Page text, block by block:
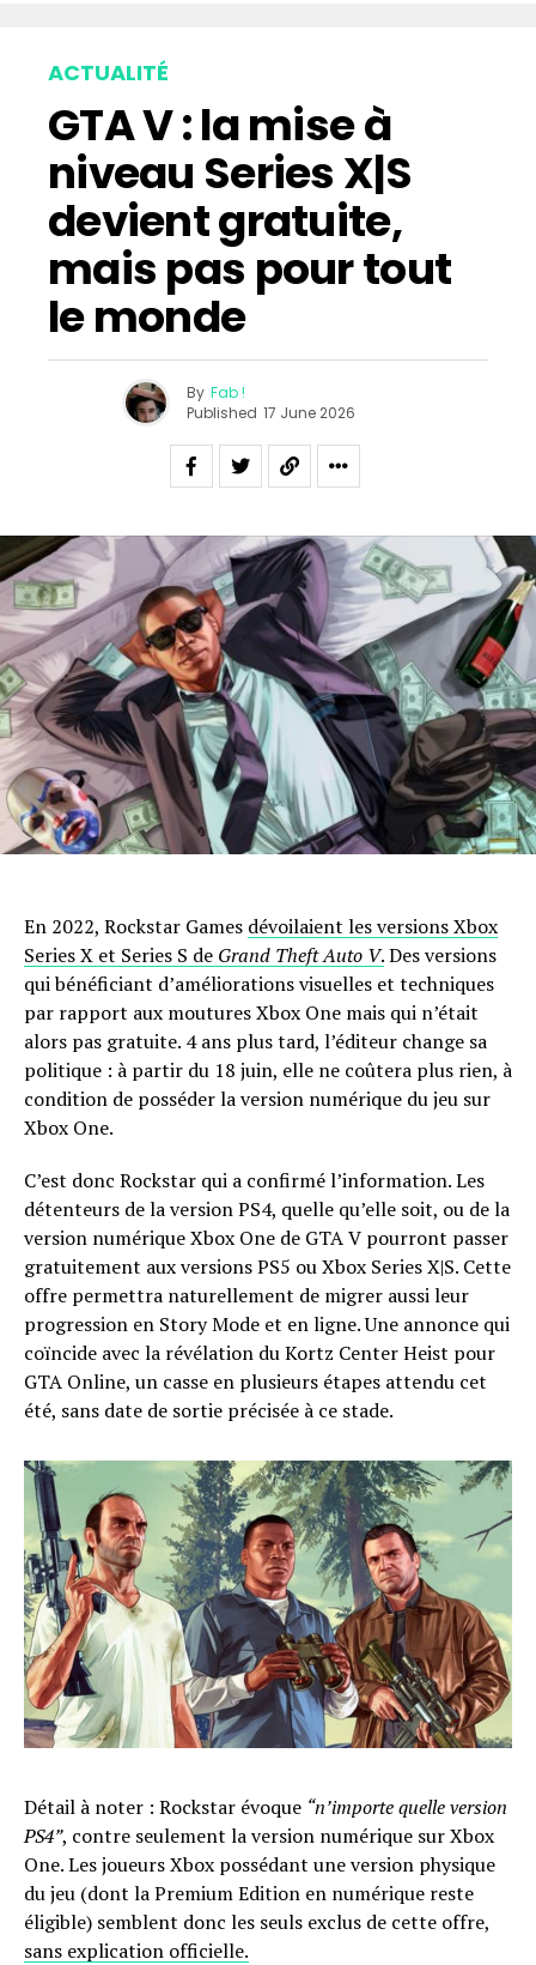
ACTUALITÉ
GTA V : la mise à
niveau Series X|S
devient gratuite,
mais pas pour tout
le monde
By Fab !
Published 17 June 2026
En 2022, Rockstar Games dévoilaient les versions Xbox
Series X et Series S de Grand Theft Auto V.Des versions
qui bénéficiant d’améliorations visuelles et techniques
par rapport aux moutures Xbox One mais qui n’était
alors pas gratuite. 4 ans plus tard, l’éditeur change sa
politique : à partir du 18 juin, elle ne coûtera plus rien, à
condition de posséder la version numérique du jeu sur
Xbox One.
C’est donc Rockstar qui a confirmé l’information. Les
détenteurs de la version PS4, quelle qu’elle soit, ou de la
version numérique Xbox One de GTA V pourront passer
gratuitement aux versions PS5 ou Xbox Series X|S. Cette
offre permettra naturellement de migrer aussi leur
progression en Story Mode et en ligne. Une annonce qui
coïncide avec la révélation du Kortz Center Heist pour
GTA Online, un casse en plusieurs étapes attendu cet
été, sans date de sortie précisée à ce stade.
Détail à noter : Rockstar évoque “n’importe quelle version
PS4”, contre seulement la version numérique sur Xbox
One. Les joueurs Xbox possédant une version physique
du jeu (dont la Premium Edition en numérique reste
éligible) semblent donc les seuls exclus de cette offre,
sans explication officielle.